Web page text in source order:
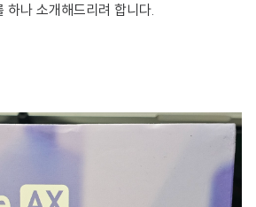
하나 소개해드리려 합니다.